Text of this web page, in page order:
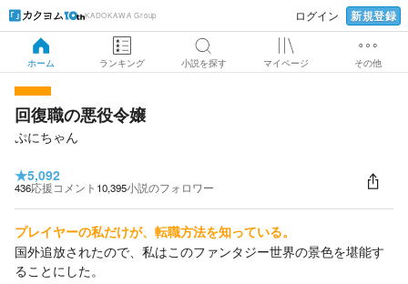
KADOKAWA Group ログイン 新規登録
ホーム ランキング 小説を探す マイページ その他
回復職の悪役令嬢
ぷにちゃん
★5,092
436応援コメント 10,395小説のフォロワー
プレイヤーの私だけが、転職方法を知っている。
国外追放されたので、私はこのファンタジー世界の景色を堪能す
ることにした。